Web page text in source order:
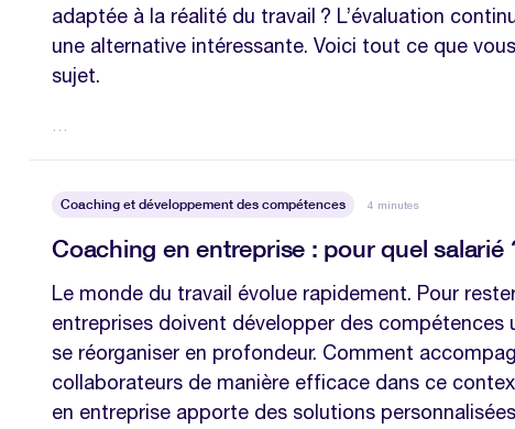
adaptée à la réalité du travail ? L’évaluation
une alternative intéressante. Voici tout ce que
sujet.
Coaching et développement des compétences 4 minutes
Coaching en entreprise : pour quel salarié
Le monde du travail évolue rapidement. Pour
entreprises doivent développer des compétences
se réorganiser en profondeur. Comment
collaborateurs de manière efficace dans ce
en entreprise apporte des solutions